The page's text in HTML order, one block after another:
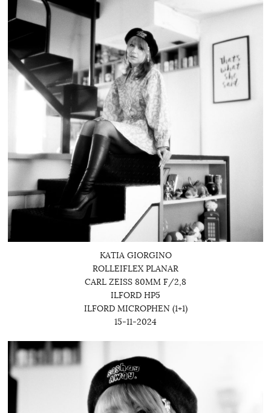
KATIA GIORGINO
ROLLEIFLEX PLANAR
CARL ZEISS 80MM F/2,8
ILFORD HP5
ILFORD MICROPHEN (1+1)
15-11-2024